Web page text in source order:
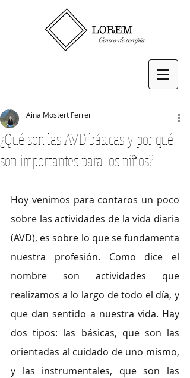
¿Qué son las AVD básicas y por qué
son importantes para los niños?
Aina Mostert Ferrer
Hoy venimos para contaros un poco
sobre las actividades de la vida diaria
(AVD), es sobre lo que se fundamenta
nuestra profesión. Como dice el
nombre son actividades que
realizamos a lo largo de todo el día, y
que dan sentido a nuestra vida. Hay
dos tipos: las básicas, que son las
orientadas al cuidado de uno mismo,
y las instrumentales, que son las